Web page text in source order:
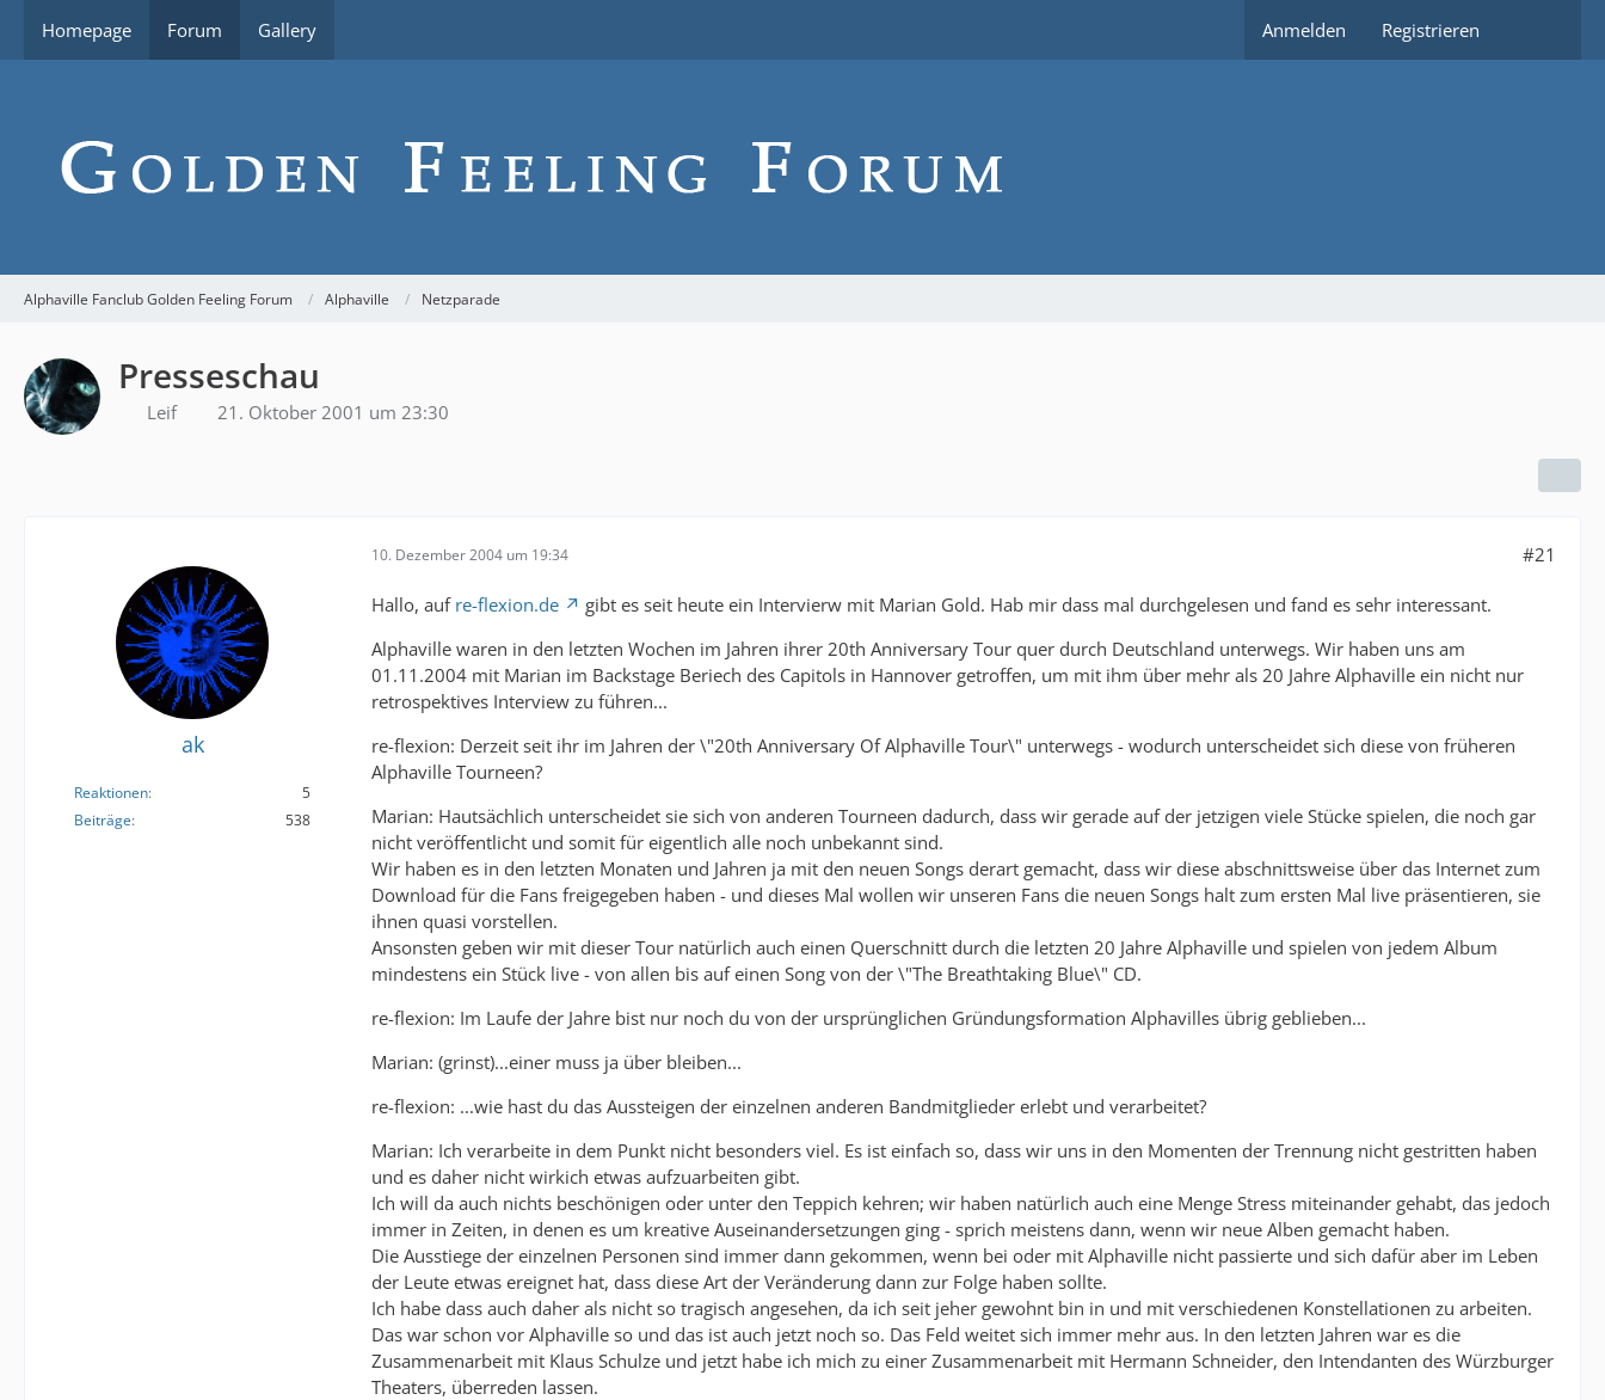
Homepage Forum Gallery Anmelden Registrieren
Alphaville Fanclub Golden Feeling Forum Alphaville Netzparade
Presseschau
Leif 21. Oktober 2001 um 23:30
ak
Reaktionen
5
Beiträge
538
10. Dezember 2004 um 19:34 #21
Hallo, auf re-flexion.de
gibt es seit heute ein Intervierw mit Marian Gold. Hab mir dass mal durchgelesen und fand es sehr interessant.
Alphaville waren in den letzten Wochen im Jahren ihrer 20th Anniversary Tour quer durch Deutschland unterwegs. Wir haben uns am
01.11.2004 mit Marian im Backstage Beriech des Capitols in Hannover getroffen, um mit ihm über mehr als 20 Jahre Alphaville ein nicht nur
retrospektives Interview zu führen...
re-flexion: Derzeit seit ihr im Jahren der \"20th Anniversary Of Alphaville Tour\" unterwegs - wodurch unterscheidet sich diese von früheren
Alphaville Tourneen?
Marian: Hautsächlich unterscheidet sie sich von anderen Tourneen dadurch, dass wir gerade auf der jetzigen viele Stücke spielen, die noch gar
nicht veröffentlicht und somit für eigentlich alle noch unbekannt sind.
Wir haben es in den letzten Monaten und Jahren ja mit den neuen Songs derart gemacht, dass wir diese abschnittsweise über das Internet zum
Download für die Fans freigegeben haben - und dieses Mal wollen wir unseren Fans die neuen Songs halt zum ersten Mal live präsentieren, sie
ihnen quasi vorstellen.
Ansonsten geben wir mit dieser Tour natürlich auch einen Querschnitt durch die letzten 20 Jahre Alphaville und spielen von jedem Album
mindestens ein Stück live - von allen bis auf einen Song von der \"The Breathtaking Blue\" CD.
re-flexion: Im Laufe der Jahre bist nur noch du von der ursprünglichen Gründungsformation Alphavilles übrig geblieben...
Marian: (grinst)...einer muss ja über bleiben...
re-flexion: ...wie hast du das Aussteigen der einzelnen anderen Bandmitglieder erlebt und verarbeitet?
Marian: Ich verarbeite in dem Punkt nicht besonders viel. Es ist einfach so, dass wir uns in den Momenten der Trennung nicht gestritten haben
und es daher nicht wirkich etwas aufzuarbeiten gibt.
Ich will da auch nichts beschönigen oder unter den Teppich kehren; wir haben natürlich auch eine Menge Stress miteinander gehabt, das jedoch
immer in Zeiten, in denen es um kreative Auseinandersetzungen ging - sprich meistens dann, wenn wir neue Alben gemacht haben.
Die Ausstiege der einzelnen Personen sind immer dann gekommen, wenn bei oder mit Alphaville nicht passierte und sich dafür aber im Leben
der Leute etwas ereignet hat, dass diese Art der Veränderung dann zur Folge haben sollte.
Ich habe dass auch daher als nicht so tragisch angesehen, da ich seit jeher gewohnt bin in und mit verschiedenen Konstellationen zu arbeiten.
Das war schon vor Alphaville so und das ist auch jetzt noch so. Das Feld weitet sich immer mehr aus. In den letzten Jahren war es die
Zusammenarbeit mit Klaus Schulze und jetzt habe ich mich zu einer Zusammenarbeit mit Hermann Schneider, den Intendanten des Würzburger
Theaters, überreden lassen.